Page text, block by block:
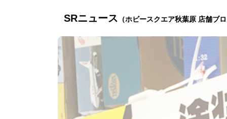
SRニュース （ホビースクエア秋葉原 店舗ブ